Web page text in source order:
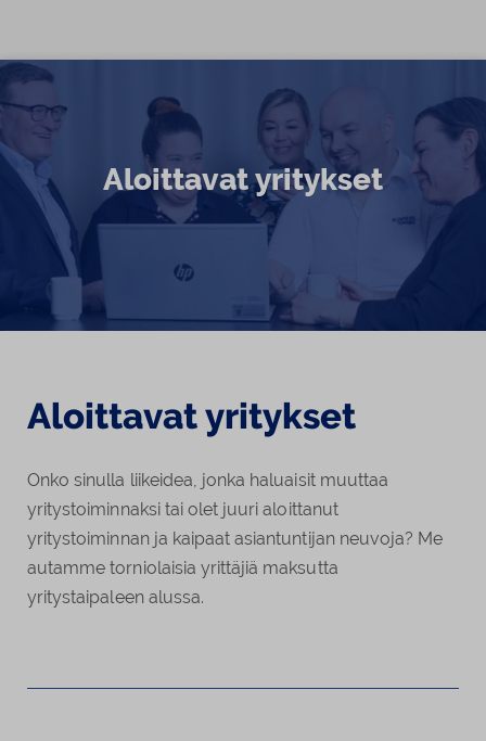
Siirry sisältöön
Aloittavat yritykset
Aloittavat yritykset
Onko sinulla liikeidea, jonka haluaisit muuttaa
yritystoiminnaksi tai olet juuri aloittanut
yritystoiminnan ja kaipaat asiantuntijan neuvoja? Me
autamme torniolaisia yrittäjiä maksutta
yritystaipaleen alussa.